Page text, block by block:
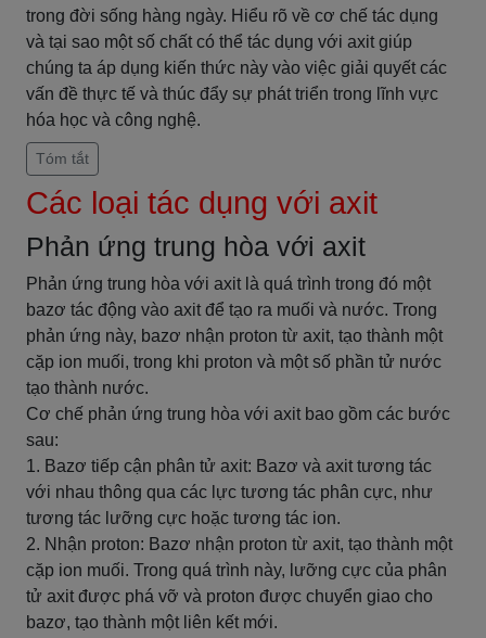
trong đời sống hàng ngày. Hiểu rõ về cơ chế tác dụng
và tại sao một số chất có thể tác dụng với axit giúp
chúng ta áp dụng kiến thức này vào việc giải quyết các
vấn đề thực tế và thúc đẩy sự phát triển trong lĩnh vực
hóa học và công nghệ.
Tóm tắt
Các loại tác dụng với axit
Phản ứng trung hòa với axit
Phản ứng trung hòa với axit là quá trình trong đó một
bazơ tác động vào axit để tạo ra muối và nước. Trong
phản ứng này, bazơ nhận proton từ axit, tạo thành một
cặp ion muối, trong khi proton và một số phần tử nước
tạo thành nước.
Cơ chế phản ứng trung hòa với axit bao gồm các bước
sau:
1. Bazơ tiếp cận phân tử axit: Bazơ và axit tương tác
với nhau thông qua các lực tương tác phân cực, như
tương tác lưỡng cực hoặc tương tác ion.
2. Nhận proton: Bazơ nhận proton từ axit, tạo thành một
cặp ion muối. Trong quá trình này, lưỡng cực của phân
tử axit được phá vỡ và proton được chuyển giao cho
bazơ, tạo thành một liên kết mới.